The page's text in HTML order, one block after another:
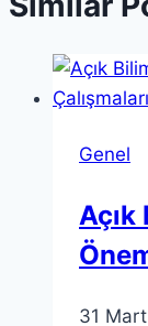
Genel
Açık
31